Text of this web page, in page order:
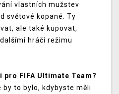
vlastních mužstev
světové kopané. Ty
ale také kupovat,
hráči režimu
pro FIFA Ultimate Team?
by to bylo, kdybyste měli